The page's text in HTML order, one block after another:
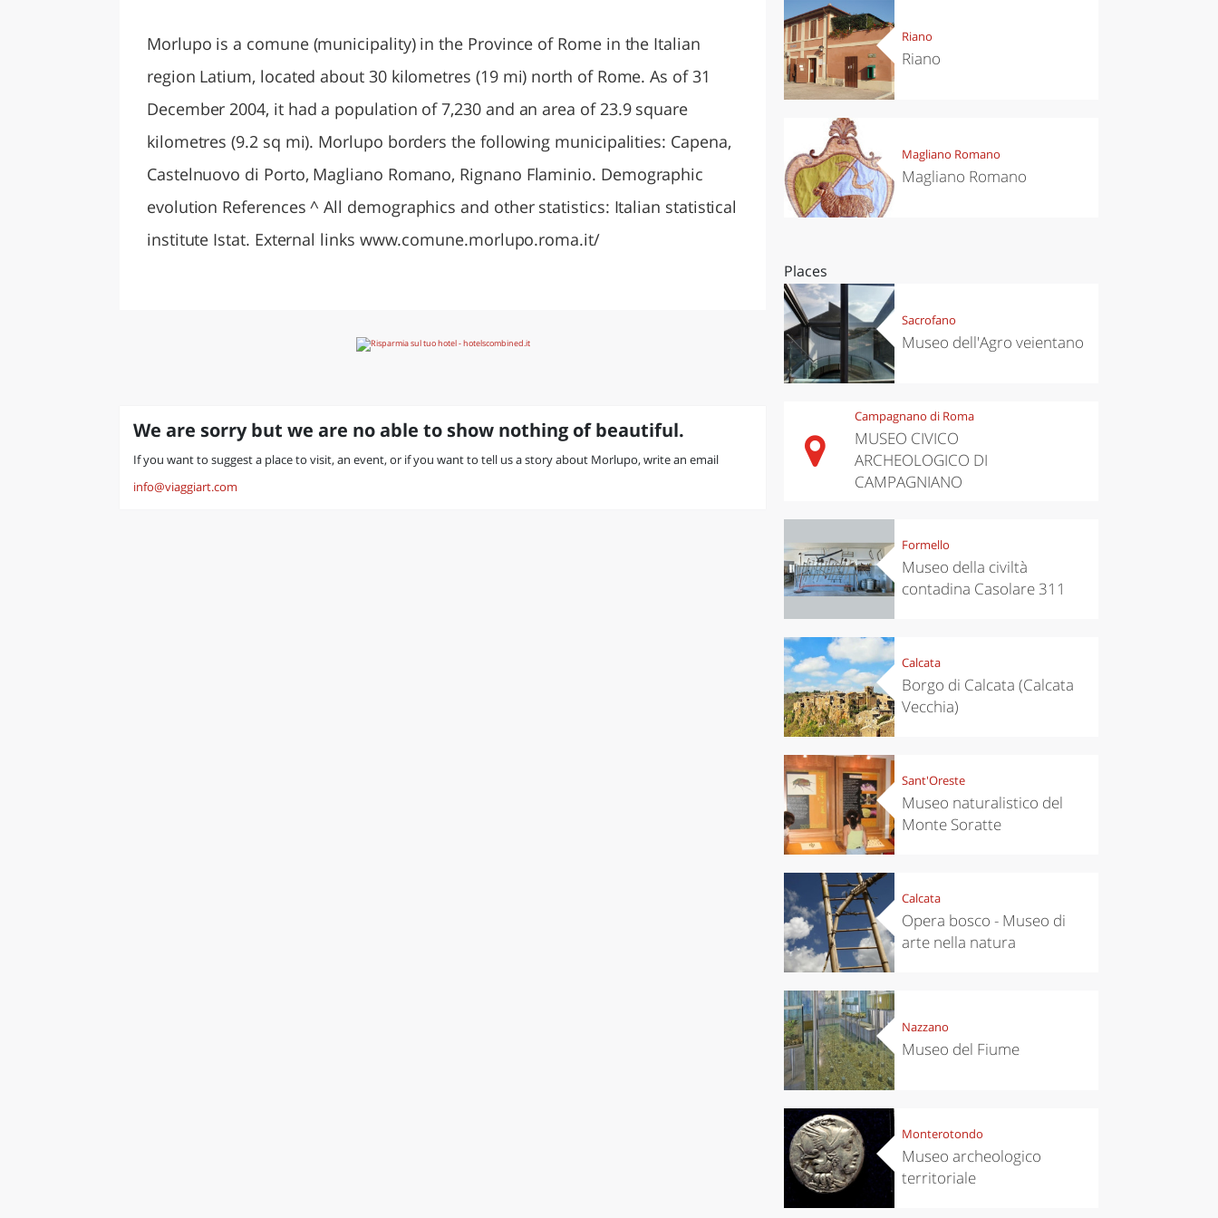
Morlupo is a comune (municipality) in the Province of Rome in the Italian
region Latium, located about 30 kilometres (19 mi) north of Rome. As of 31
December 2004, it had a population of 7,230 and an area of 23.9 square
kilometres (9.2 sq mi). Morlupo borders the following municipalities: Capena,
Castelnuovo di Porto, Magliano Romano, Rignano Flaminio. Demographic
evolution References ^ All demographics and other statistics: Italian statistical
institute Istat. External links www.comune.morlupo.roma.it/
We are sorry but we are no able to show nothing of beautiful.
If you want to suggest a place to visit, an event, or if you want to tell us a story about Morlupo, write an email
info@viaggiart.com
Riano
Riano
Magliano Romano
Magliano Romano
Places
Sacrofano
Museo dell'Agro veientano
Campagnano di Roma
MUSEO CIVICO
ARCHEOLOGICO DI
CAMPAGNIANO
Formello
Museo della civiltà
contadina Casolare 311
Calcata
Borgo di Calcata (Calcata
Vecchia)
Sant'Oreste
Museo naturalistico del
Monte Soratte
Calcata
Opera bosco - Museo di
arte nella natura
Nazzano
Museo del Fiume
Monterotondo
Museo archeologico
territoriale